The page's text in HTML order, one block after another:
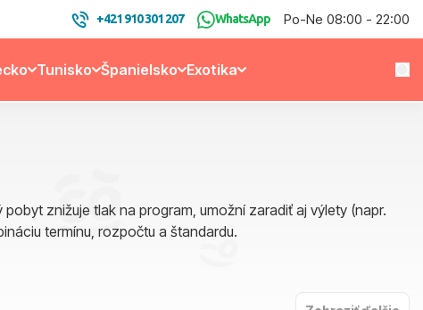
+421 910 301 207 WhatsApp Po-Ne 08:00 - 22:00
Tunisko Španielsko Exotika
znižuje tlak na program, umožní zaradiť aj výlety (napr.
termínu, rozpočtu a štandardu.